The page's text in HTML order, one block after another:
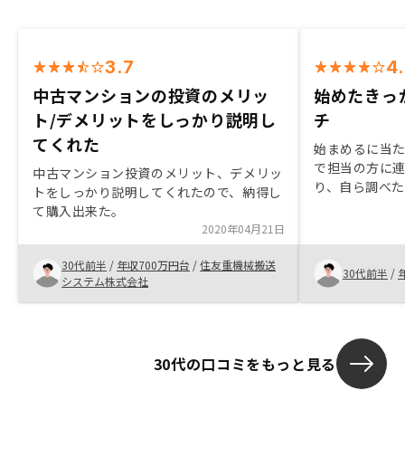
3.7
中古マンションの投資のメリッ
ト/デメリットをしっかり説明し
てくれた
中古マンション投資のメリット、デメリッ
トをしっかり説明してくれたので、納得し
て購入出来た。
2020年04月21日
30代前半 / 年収700万円台 /住友重機械搬送
システム株式会社
始めたきっ
チ
始まめるに当
で担当の方に
り、自ら調べ
もない期間で
漠然とした不
安要素の一つ
に役立つと思
30代前半 /
30代の口コミをもっと見る